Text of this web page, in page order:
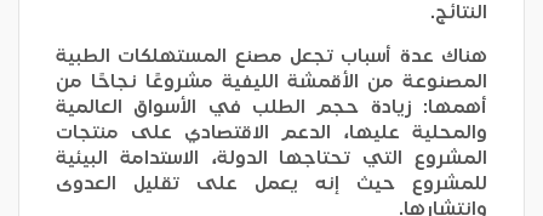
النتائج.
هناك عدة أسباب تجعل مصنع المستهلكات الطبية
المصنوعة من الأقمشة الليفية مشروعًا نجاحًا من
أهمها: زيادة حجم الطلب في الأسواق العالمية
والمحلية عليها، الدعم الاقتصادي على منتجات
المشروع التي تحتاجها الدولة، الاستدامة البيئية
للمشروع حيث إنه يعمل على تقليل العدوى
وانتشارها.